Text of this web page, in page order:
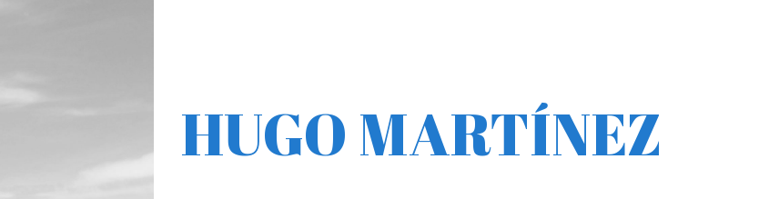
HUGO MARTÍNEZ